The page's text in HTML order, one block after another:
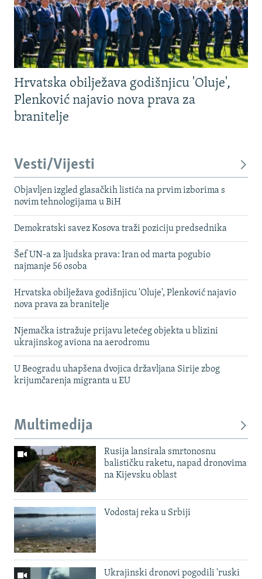
Hrvatska obilježava godišnjicu 'Oluje',
Plenković najavio nova prava za
branitelje
Vesti/Vijesti
Objavljen izgled glasačkih listića na prvim izborima s
novim tehnologijama u BiH
Demokratski savez Kosova traži poziciju predsednika
Šef UN-a za ljudska prava: Iran od marta pogubio
najmanje 56 osoba
Hrvatska obilježava godišnjicu 'Oluje', Plenković najavio
nova prava za branitelje
Njemačka istražuje prijavu letećeg objekta u blizini
ukrajinskog aviona na aerodromu
U Beogradu uhapšena dvojica državljana Sirije zbog
krijumčarenja migranta u EU
Multimedija
Rusija lansirala smrtonosnu
balističku raketu, napad dronovima
na Kijevsku oblast
Vodostaj reka u Srbiji
Ukrajinski dronovi pogodili 'ruski